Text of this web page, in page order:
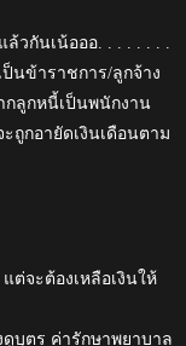
ล้วกันเน้อออ. . . . . . . .
นข้าราชการ/ลูกจ้าง
กลูกหนี้เป็นพนักงาน
ถูกอายัดเงินเดือนตาม
ต่จะต้องเหลือเงินให้
บุตร ค่ารักษาพยาบาล